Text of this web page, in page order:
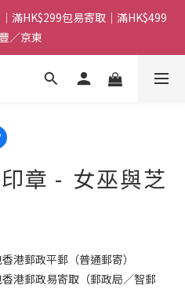
滿HK$299包易寄取｜滿HK$499
／京東
滿HK$299包易寄取｜滿HK$499
／京東
費HK$100即享購物金HK$50回
滿HK$299包易寄取｜滿HK$499
／京東
章 - ⁠⁠女巫與芝
港郵政平郵（普通郵寄）
港郵政易寄取（郵政局／智郵